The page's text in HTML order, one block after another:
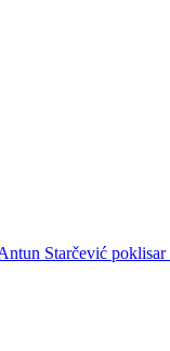
Starčević